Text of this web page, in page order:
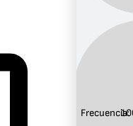
Frecuencia: